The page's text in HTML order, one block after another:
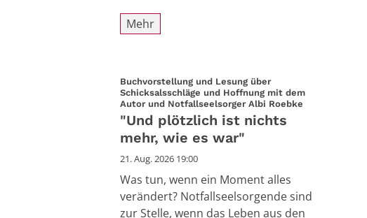
Mehr
Buchvorstellung und Lesung über
Schicksalsschläge und Hoffnung mit dem
Autor und Notfallseelsorger Albi Roebke
"Und plötzlich ist nichts
mehr, wie es war"
21. Aug. 2026 19:00
Was tun, wenn ein Moment alles
verändert? Notfallseelsorgende sind
zur Stelle, wenn das Leben aus den